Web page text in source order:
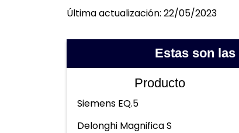
Última actualización: 22/05/2023
Estas son las
Producto
Siemens EQ.5
Delonghi Magnifica S